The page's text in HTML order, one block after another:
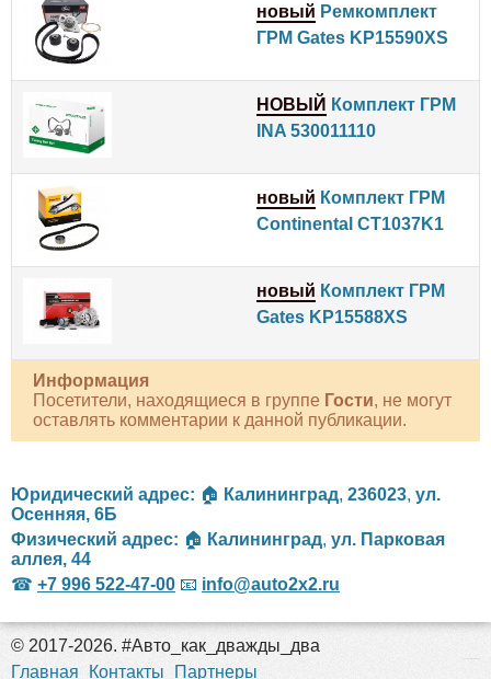
новый Ремкомплект
ГРМ Gates KP15590XS
НОВЫЙ Комплект ГРМ
INA 530011110
новый Комплект ГРМ
Continental CT1037K1
новый Комплект ГРМ
Gates KP15588XS
Информация
Посетители, находящиеся в группе Гости, не могут
оставлять комментарии к данной публикации.
Юридический адрес: 🏠 Калининград, 236023, ул.
Осенняя, 6Б
Физический адрес: 🏠 Калининград, ул. Парковая
аллея, 44
☎ +7 996 522-47-00 📧 info@auto2x2.ru
© 2017-2026. #Авто_как_дважды_два
Главная
Контакты Партнеры